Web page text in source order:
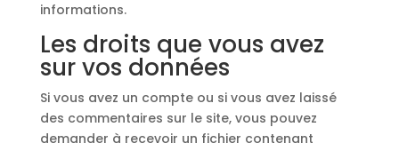
informations.
Les droits que vous avez
sur vos données
Si vous avez un compte ou si vous avez laissé
des commentaires sur le site, vous pouvez
demander à recevoir un fichier contenant